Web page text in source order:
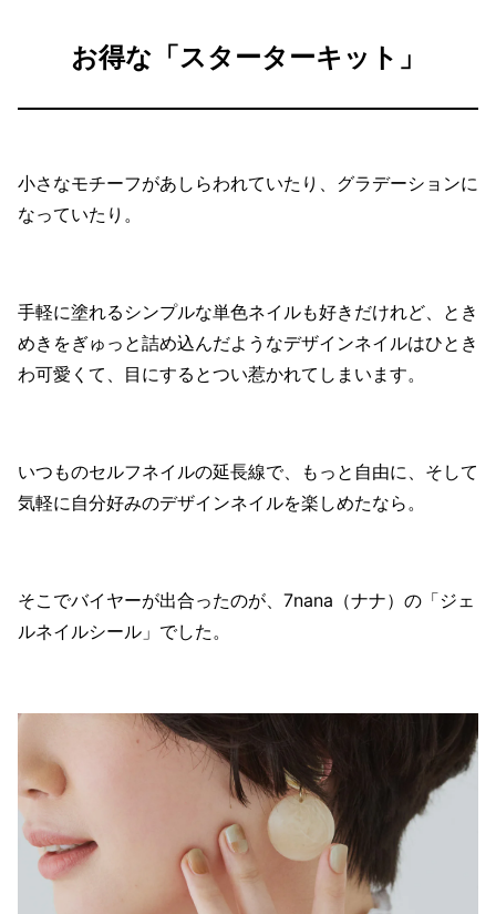
お得な「スターターキット」
小さなモチーフがあしらわれていたり、グラデーションに
なっていたり。
手軽に塗れるシンプルな単色ネイルも好きだけれど、とき
めきをぎゅっと詰め込んだようなデザインネイルはひとき
わ可愛くて、目にするとつい惹かれてしまいます。
いつものセルフネイルの延長線で、もっと自由に、そして
気軽に自分好みのデザインネイルを楽しめたなら。
そこでバイヤーが出合ったのが、7nana（ナナ）の「ジェ
ルネイルシール」でした。